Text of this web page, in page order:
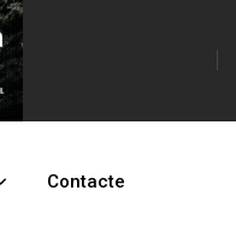
Contacte